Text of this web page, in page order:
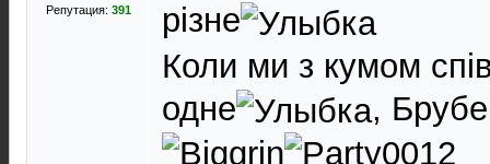
Репутация: 391
різне
Коли ми з кумом
одне
,